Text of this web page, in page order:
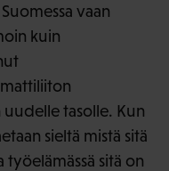
vaan
kuin
tasolle. Kun
sieltä mistä sitä
sitä on